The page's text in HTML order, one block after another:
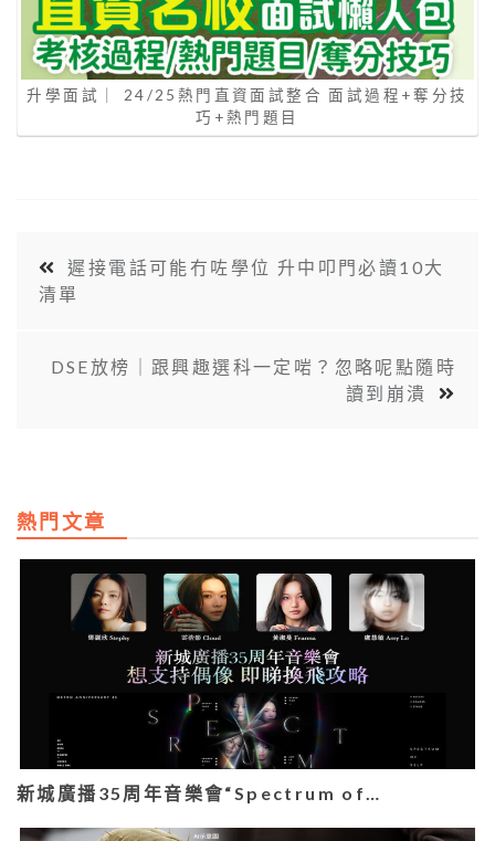
升學面試｜ 24/25熱門直資面試整合 面試過程+奪分技
巧+熱門題目
遲接電話可能冇咗學位 升中叩門必讀10大
清單
DSE放榜｜跟興趣選科一定啱？忽略呢點隨時
讀到崩潰
熱門文章
新城廣播35周年音樂會“Spectrum of…